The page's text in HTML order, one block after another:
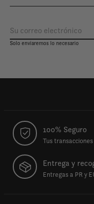
Solo enviaremos lo necesario
100% Seguro
Tus
Entrega y
Entregas a PR y